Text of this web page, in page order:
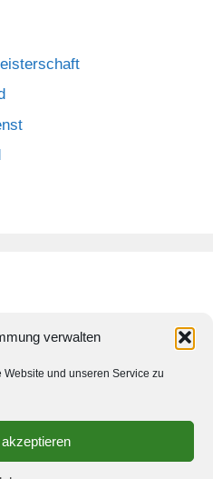
verwalten
und unseren Service zu